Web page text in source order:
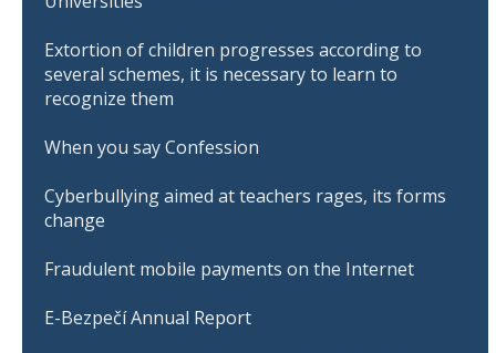
Extortion of children progresses according to
several schemes, it is necessary to learn to
recognize them
When you say Confession
Cyberbullying aimed at teachers rages, its forms
change
Fraudulent mobile payments on the Internet
E-Bezpečí Annual Report